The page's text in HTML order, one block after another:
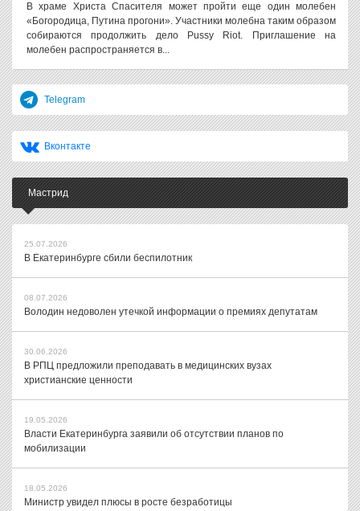
В храме Христа Спасителя может пройти еще один молебен
«Богородица, Путина прогони». Участники молебна таким образом
собираются продолжить дело Pussy Riot. Приглашение на
молебен распространяется в...
Telegram
Вконтакте
Мастрид
25.07.2026
В Екатеринбурге сбили беспилотник
08.07.2026
Володин недоволен утечкой информации о премиях депутатам
30.06.2026
В РПЦ предложили преподавать в медицинских вузах
христианские ценности
19.05.2026
Власти Екатеринбурга заявили об отсутствии планов по
мобилизации
18.05.2026
Министр увидел плюсы в росте безработицы